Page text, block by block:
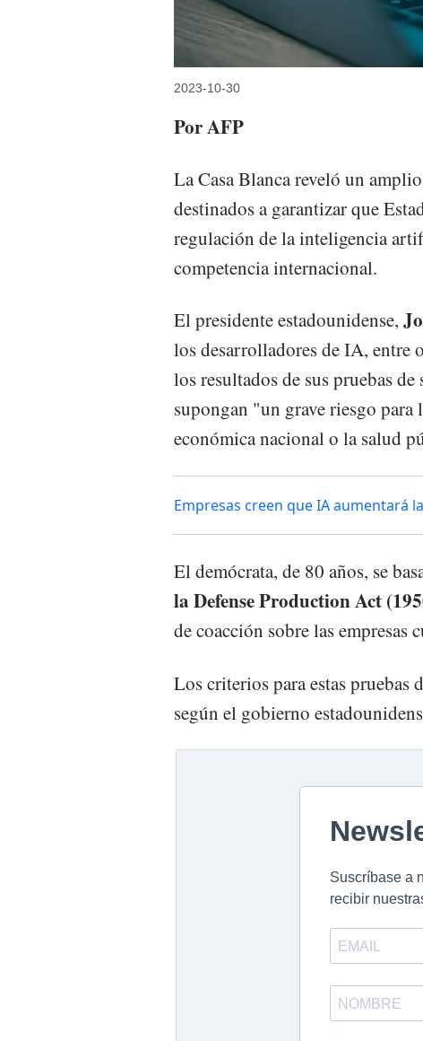
2023-10-30
Por AFP
La Casa Blanca reveló un
destinados a garantizar que
regulación de la inteligencia
competencia internacional.
El presidente estadounidense,
los desarrolladores de IA, entre
los resultados de sus pruebas
supongan "un grave riesgo
económica nacional o la salud
Empresas creen que IA aumentará
El demócrata, de 80 años, se
la Defense Production Act
de coacción sobre las empresas
Los criterios para estas pruebas
según el gobierno